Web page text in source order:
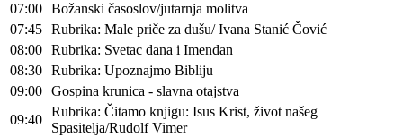
07:00 Božanski časoslov/jutarnja molitva
07:45 Rubrika: Male priče za dušu/ Ivana Stanić Čović
08:00 Rubrika: Svetac dana i Imendan
08:30 Rubrika: Upoznajmo Bibliju
09:00 Gospina krunica - slavna otajstva
09:40
Rubrika: Čitamo knjigu: Isus Krist, život našeg
Spasitelja/Rudolf Vimer